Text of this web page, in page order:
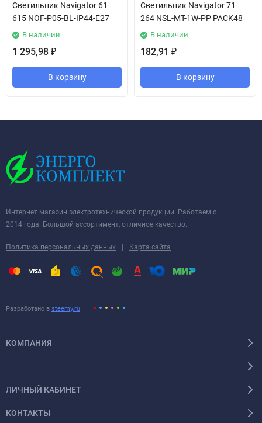
Светильник Navigator 61
615 NOF-P05-BL-IP44-E27
В наличии
1 295,98 ₽
В корзину
Светильник Navigator 71
264 NSL-MT-1W-PP PACK48
В наличии
182,91 ₽
В корзину
Интернет магазин электротехнической продукции. Работаем с
2014 года. Большой ассортимент, отличное качество.
Политика персональных данных | Карта сайта
Разработано в steemy.ru
КОМПАНИЯ
ЛИЧНЫЙ КАБИНЕТ
КОНТАКТЫ